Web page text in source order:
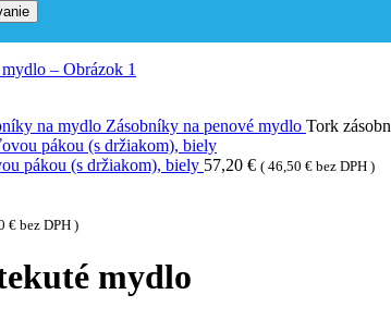
na mydlo Zásobníky na penové mydlo Tork
pákou (s držiakom), biely 57,20 € ( 46,50 € bez DPH )
€ bez DPH )
mydlo